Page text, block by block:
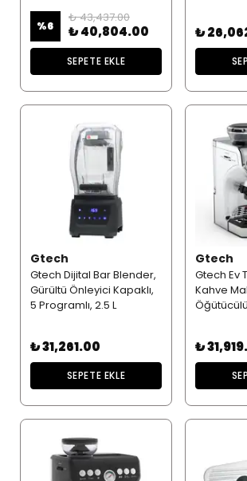
%6
₺ 43,437.00
₺ 40,804.00
SEPETE EKLE
₺
Gtech
Gtech Dijital Bar Blender,
Gürültü Önleyici Kapaklı,
5 Programlı, 2.5 L
₺ 31,261.00
SEPETE EKLE
Gtech
Gtech Ev
Kahve
Öğütücülü
₺